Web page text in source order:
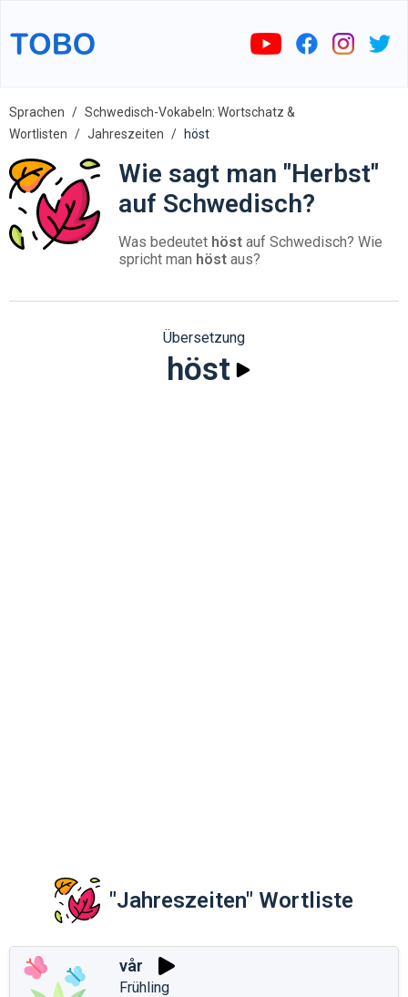
Sprachen
Schwedisch-Vokabeln: Wortschatz &
Wortlisten
Jahreszeiten höst
Wie sagt man "Herbst"
auf Schwedisch?
Was bedeutet höst auf Schwedisch? Wie
spricht man höst aus?
Übersetzung
höst
"Jahreszeiten" Wortliste
vår
Frühling